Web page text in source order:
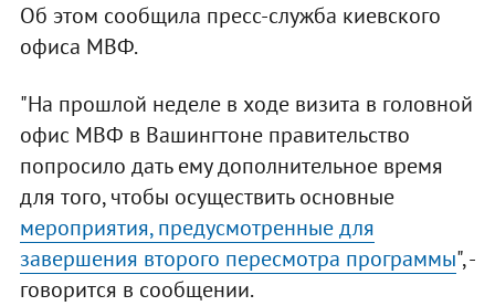
Об этом сообщила пресс-служба киевского
офиса МВФ.
"На прошлой неделе в ходе визита в головной
офис МВФ в Вашингтоне правительство
попросило дать ему дополнительное время
для того, чтобы осуществить основные
мероприятия, предусмотренные для
завершения второго пересмотра программы", -
говорится в сообщении.